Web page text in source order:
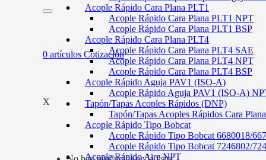
0 artículos Cotización
X
Acople Rápido Cara Plana PLT1
Acople Rápido Cara Plana PLT1 NPT
Acople Rápido Cara Plana PLT1 BSP
Acople Rápido Cara Plana PLT4
Acople Rápido Cara Plana PLT4 SAE
Acople Rápido Cara Plana PLT4 NPT
Acople Rápido Cara Plana PLT4 BSP
Acople Rápido Aguja PAV1 (ISO-A)
Acople Rápido Aguja PAV1 (ISO-A)
Tapón/Tapas Acoples Rápidos (DNP)
Tapón/Tapas Acoples Rápidos Cara
Acople Rápido Tipo Bobcat
Acople Rápido Tipo Bobcat 6680018/
Acople Rápido Tipo Bobcat 7246802/
Acople Rápido Aire NPT